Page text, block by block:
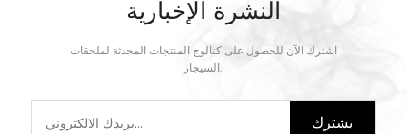
النشرة الإخبارية
اشترك الآن للحصول على كتالوج المنتجات المحدثة لملحقات
السيجار.
يشترك